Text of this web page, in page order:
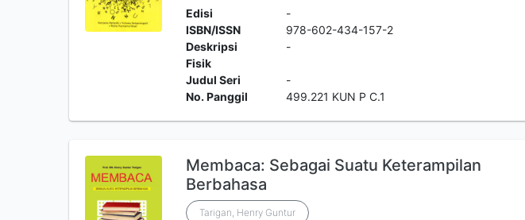
Edisi
-
ISBN/ISSN
978-602-434-157-2
Deskripsi
Fisik
-
Judul Seri
-
No. Panggil
499.221 KUN P C.1
Membaca: Sebagai Suatu Keterampilan
Berbahasa
Tarigan, Henry Guntur